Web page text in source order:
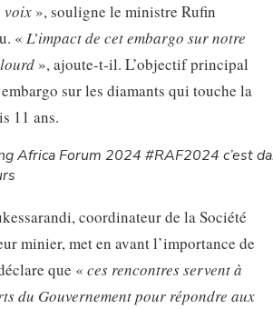
voix », souligne le ministre Rufin
« L’impact de cet embargo sur notre
», ajoute-t-il. L’objectif principal
sur les diamants qui touche la
11 ans.
Africa Forum 2024 #RAF2024 c’est
coordinateur de la Société
minier, met en avant l’importance de
que « ces rencontres servent à
du Gouvernement pour répondre aux